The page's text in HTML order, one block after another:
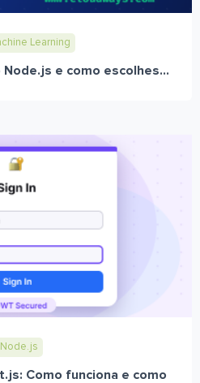
Learning
e como escolhes...
Node.js
Como funciona e como